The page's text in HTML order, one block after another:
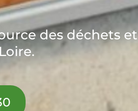
des déchets et